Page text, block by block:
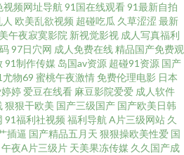
久久久午衣片 国产自国产自愉 成人AV久人
免费观费vip电视剧 大香蕉久久丁香 无人在
性爱天天 91自都在线 亚洲午夜中文字幕在
豆麻 www日本高清 乱色熟女综合一区二区
视频网址导航 91国在线观看91最新自拍
欧美乱欲视频 超碰吃瓜 久草涩涩 最新
午夜寂寞影院 新视觉影视 成人写真福利
97日穴网 成人免费在线精品国产免费观
91制作传媒 岛国av资源 超碰91资源 国产
尤物69 蜜桃午夜激情 免费伦理电影 日本
婷 爱豆在线看 麻豆影院爱爱 成人软件
狠狠干欧美 国产三级国产 国产欧美日韩
91福利社视频 福利导航 A片三级网站 久
插逼 国产精品五月天 狠狠操欧美性爱 国
午夜A片三级片 天美果冻传媒 久久国产成